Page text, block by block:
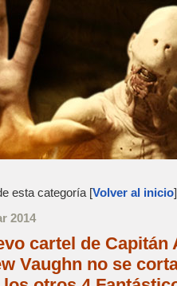
esta categoría [Volver al inicio]
2014
cartel de
Vaughn no se